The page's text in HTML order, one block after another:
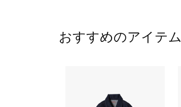
おすすめのアイテム